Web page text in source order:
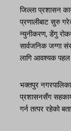
जिल्ला प्रशासन
प्रणालीबाट सुरु
न्युनीकरण, डेंगु
सार्वजनिक जग्गा
लागि आवश्यक पहल
भक्तपुर
प्रशासनसँग
गर्न तत्पर रहेको